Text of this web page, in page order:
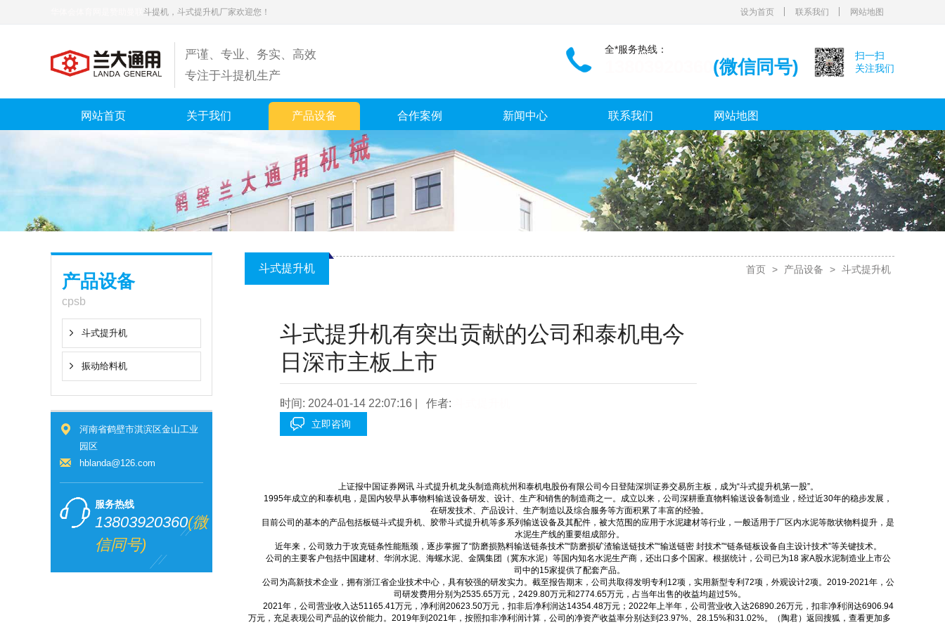
斗提机，斗式提升机厂家欢迎您！ 设为首页 联系我们 网站地图
严谨、专业、务实、高效
专注于斗提机生产
扫一扫
关注我们
全*服务热线：
(微信同号)
网站首页 关于我们 产品设备 合作案例 新闻中心 联系我们 网站地图
产品设备
cpsb
斗式提升机
振动给料机
河南省鹤壁市淇滨区金山工业
园区
hblanda@126.com
服务热线
13803920360(微
信同号)
斗式提升机 首页 > 产品设备 > 斗式提升机
斗式提升机有突出贡献的公司和泰机电今
日深市主板上市
时间: 2024-01-14 22:07:16 | 作者:
立即咨询
上证报中国证券网讯 斗式提升机龙头制造商杭州和泰机电股份有限公司今日登陆深圳证券交易所主板，成为“斗式提升机第一股”。
1995年成立的和泰机电，是国内较早从事物料输送设备研发、设计、生产和销售的制造商之一。成立以来，公司深耕垂直物料输送设备制造业，经过近30年的稳步发展，
在研发技术、产品设计、生产制造以及综合服务等方面积累了丰富的经验。
目前公司的基本的产品包括板链斗式提升机、胶带斗式提升机等多系列输送设备及其配件，被大范围的应用于水泥建材等行业，一般适用于厂区内水泥等散状物料提升，是
水泥生产线的重要组成部分。
近年来，公司致力于攻克链条性能瓶颈，逐步掌握了“防磨损熟料输送链条技术”“防磨损矿渣输送链技术”“输送链密 封技术”“链条链板设备自主设计技术”等关键技术。
公司的主要客户包括中国建材、华润水泥、海螺水泥、金隅集团（冀东水泥）等国内知名水泥生产商，还出口多个国家。根据统计，公司已为18 家A股水泥制造业上市公
司中的15家提供了配套产品。
公司为高新技术企业，拥有浙江省企业技术中心，具有较强的研发实力。截至报告期末，公司共取得发明专利12项，实用新型专利72项，外观设计2项。2019-2021年，公
司研发费用分别为2535.65万元，2429.80万元和2774.65万元，占当年出售的收益均超过5%。
2021年，公司营业收入达51165.41万元，净利润20623.50万元，扣非后净利润达14354.48万元；2022年上半年，公司营业收入达26890.26万元，扣非净利润达6906.94
万元，充足表现公司产品的议价能力。2019年到2021年，按照扣非净利润计算，公司的净资产收益率分别达到23.97%、28.15%和31.02%。（陶君）返回搜狐，查看更加多